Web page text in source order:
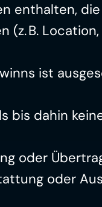
enthalten,
B.
ist
bis dahin
oder
oder